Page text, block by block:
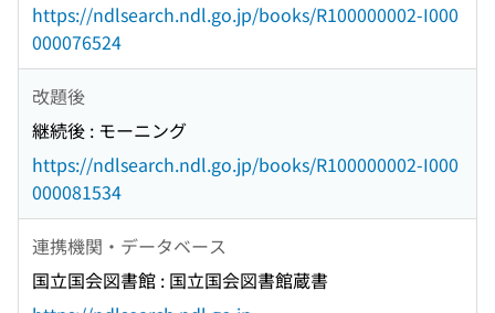
https://ndlsearch.ndl.go.jp/books/R100000002-I000
000076524
改題後
継続後 : モーニング
https://ndlsearch.ndl.go.jp/books/R100000002-I000
000081534
連携機関・データベース
国立国会図書館 : 国立国会図書館蔵書